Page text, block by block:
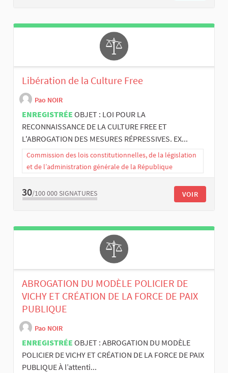
Libération de la Culture Free
Pao NOIR
ENREGISTRÉE OBJET : LOI POUR LA
RECONNAISSANCE DE LA CULTURE FREE ET
L'ABROGATION DES MESURES RÉPRESSIVES. EX...
Commission des lois constitutionnelles, de la législation
et de l’administration générale de la République
30/100 000 SIGNATURES VOIR
ABROGATION DU MODÈLE POLICIER DE
VICHY ET CRÉATION DE LA FORCE DE PAIX
PUBLIQUE
Pao NOIR
ENREGISTRÉE OBJET : ABROGATION DU MODÈLE
POLICIER DE VICHY ET CRÉATION DE LA FORCE DE PAIX
PUBLIQUE À l’attenti...